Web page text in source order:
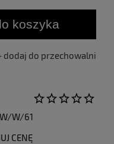
koszyka
dodaj do przechowalni
W/61
CENĘ